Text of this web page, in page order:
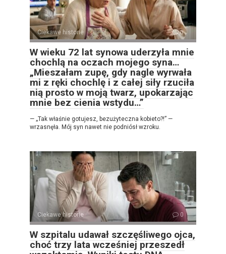
Ciekawe historie 0
W wieku 72 lat synowa uderzyła mnie
chochlą na oczach mojego syna…
„Mieszałam zupę, gdy nagle wyrwała
mi z ręki chochlę i z całej siły rzuciła
nią prosto w moją twarz, upokarzając
mnie bez cienia wstydu…”
— „Tak właśnie gotujesz, bezużyteczna kobieto?!” —
wrzasnęła. Mój syn nawet nie podniósł wzroku.
Ciekawe historie 0
W szpitalu udawał szczęśliwego ojca,
choć trzy lata wcześniej przeszedł